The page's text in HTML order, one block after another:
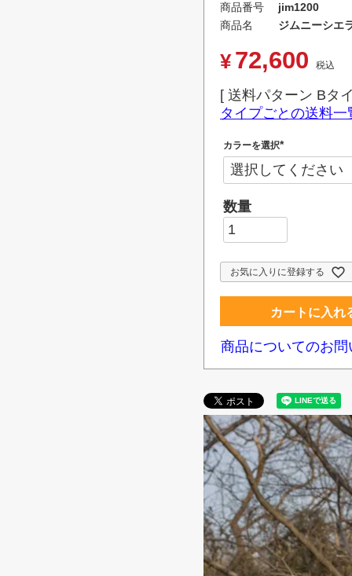
商品番号
jim1200
商品名
ジムニーシエ
¥ 72,600 税込
送料パターン Bタ
タイプごとの送料一
カラーを選択
(
必
須
)
お気に入りに登録する
カートに入れ
商品についてのお問